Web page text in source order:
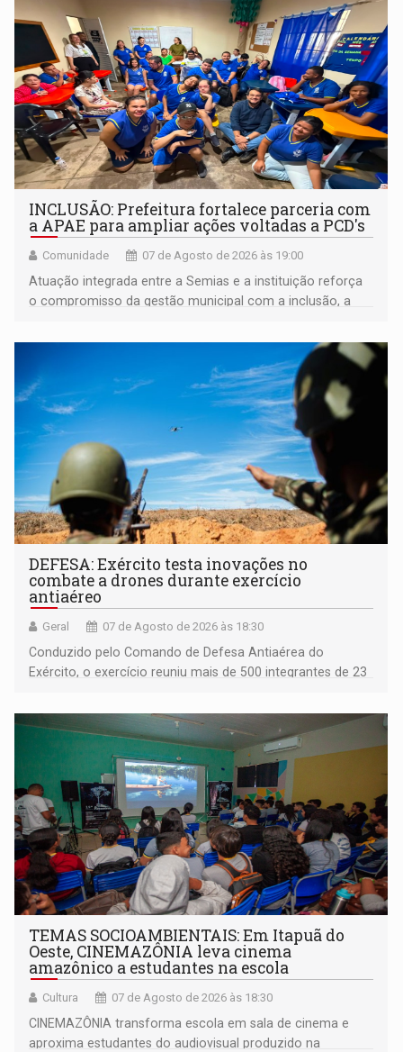
INCLUSÃO: Prefeitura fortalece parceria com
a APAE para ampliar ações voltadas a PCD's
Comunidade 07 de Agosto de 2026 às 19:00
Atuação integrada entre a Semias e a instituição reforça
o compromisso da gestão municipal com a inclusão, a
DEFESA: Exército testa inovações no
combate a drones durante exercício
antiaéreo
Geral 07 de Agosto de 2026 às 18:30
Conduzido pelo Comando de Defesa Antiaérea do
Exército, o exercício reuniu mais de 500 integrantes de 23
TEMAS SOCIOAMBIENTAIS: Em Itapuã do
Oeste, CINEMAZÔNIA leva cinema
amazônico a estudantes na escola
Cultura 07 de Agosto de 2026 às 18:30
CINEMAZÔNIA transforma escola em sala de cinema e
aproxima estudantes do audiovisual produzido na